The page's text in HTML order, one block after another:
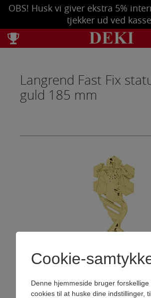
OBS! Husk vi giver ekstra 5%
tjekker ud ved
Tøm kurv
Langrend Fast Fix
guld 185 mm
Cookie-
Denne hjemmeside bruger forskellige
cookies til at huske dine indstillinger,